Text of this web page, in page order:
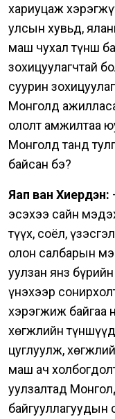
хариуцаж
улсын хувьд,
маш чухал түнш
зохицуулагчтай
суурин
Монголд
ололт амжилтаа
Монголд танд
байсан бэ?
Яап ван Хиердэн:
эсэхээ сайн
түүх, соёл,
олон салбарын
уулзан янз
үнэхээр
хэрэгжиж байгаа
хөгжлийн
цуглуулж,
маш ач
уулзалтад
байгууллагуудын